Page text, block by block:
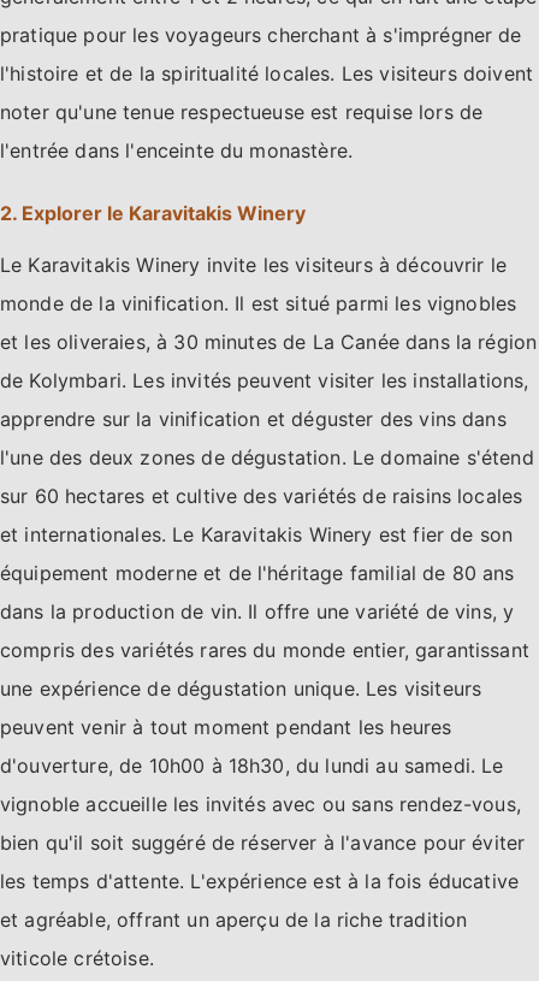
pratique pour les voyageurs cherchant à s'imprégner de
l'histoire et de la spiritualité locales. Les visiteurs doivent
noter qu'une tenue respectueuse est requise lors de
l'entrée dans l'enceinte du monastère.
2. Explorer le Karavitakis Winery
Le Karavitakis Winery invite les visiteurs à découvrir le
monde de la vinification. Il est situé parmi les vignobles
et les oliveraies, à 30 minutes de La Canée dans la région
de Kolymbari. Les invités peuvent visiter les installations,
apprendre sur la vinification et déguster des vins dans
l'une des deux zones de dégustation. Le domaine s'étend
sur 60 hectares et cultive des variétés de raisins locales
et internationales. Le Karavitakis Winery est fier de son
équipement moderne et de l'héritage familial de 80 ans
dans la production de vin. Il offre une variété de vins, y
compris des variétés rares du monde entier, garantissant
une expérience de dégustation unique. Les visiteurs
peuvent venir à tout moment pendant les heures
d'ouverture, de 10h00 à 18h30, du lundi au samedi. Le
vignoble accueille les invités avec ou sans rendez-vous,
bien qu'il soit suggéré de réserver à l'avance pour éviter
les temps d'attente. L'expérience est à la fois éducative
et agréable, offrant un aperçu de la riche tradition
viticole crétoise.